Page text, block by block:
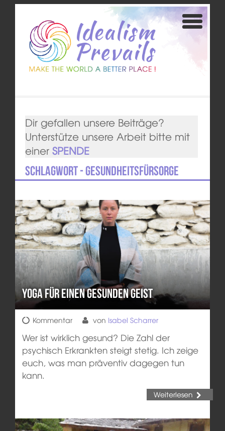
Dir gefallen unsere Beiträge?
Unterstütze unsere Arbeit bitte mit
einer SPENDE
Schlagwort - Gesundheitsfürsorge
Yoga für einen gesunden Geist
Kommentar von Isabel Scharrer
Wer ist wirklich gesund? Die Zahl der
psychisch Erkrankten steigt stetig. Ich zeige
euch, was man präventiv dagegen tun
kann.
Weiterlesen